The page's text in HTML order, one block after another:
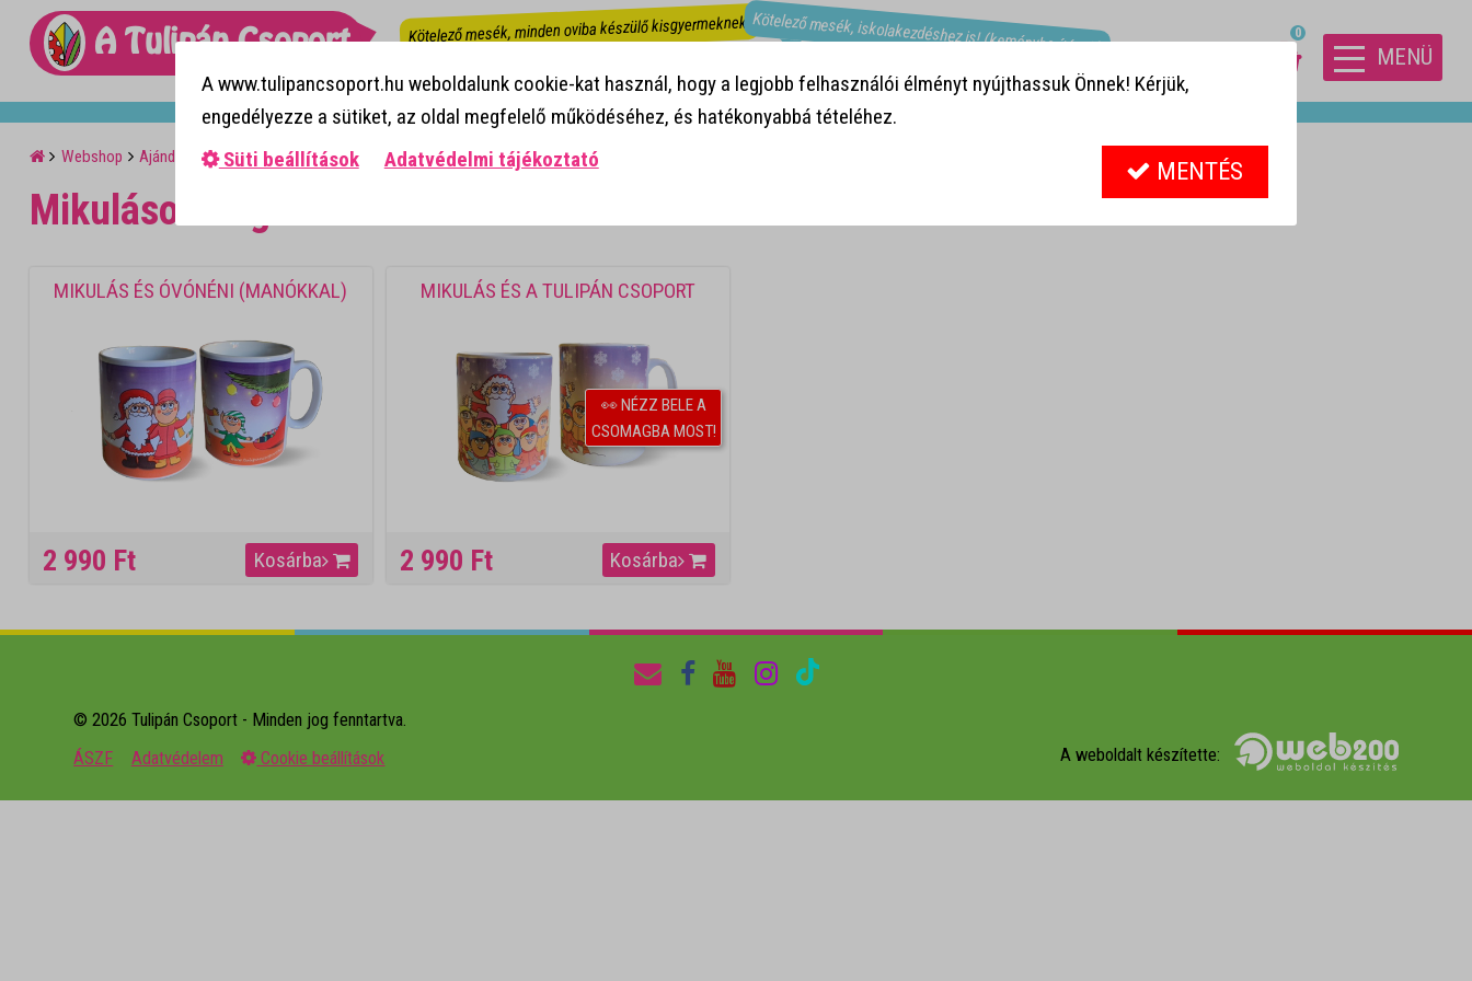
A www.tulipancsoport.hu weboldalunk cookie-kat használ, hogy a legjobb felhasználói élményt nyújthassuk Önnek! Kérjük,
engedélyezze a sütiket, az oldal megfelelő működéséhez, és hatékonyabbá tételéhez.
Süti beállítások
Adatvédelmi tájékoztató MENTÉS
A Tulipán Csoport Kötelező mesék, minden oviba készülő kisgyermeknek!Kötelező mesék, iskolakezdéshez is! (keményborítósak) MENÜ
0
Webshop Ajándéktárgyak Bögrék Mikulásos bögrék
Mikulásos bögrék
MIKULÁS ÉS ÓVÓNÉNI (MANÓKKAL)
2 990 Ft Kosárba
MIKULÁS ÉS A TULIPÁN CSOPORT
👀 NÉZZ BELE A
CSOMAGBA MOST!
2 990 Ft Kosárba
© 2026 Tulipán Csoport - Minden jog fenntartva.
ÁSZF
Adatvédelem Cookie beállítások A weboldalt készítette: